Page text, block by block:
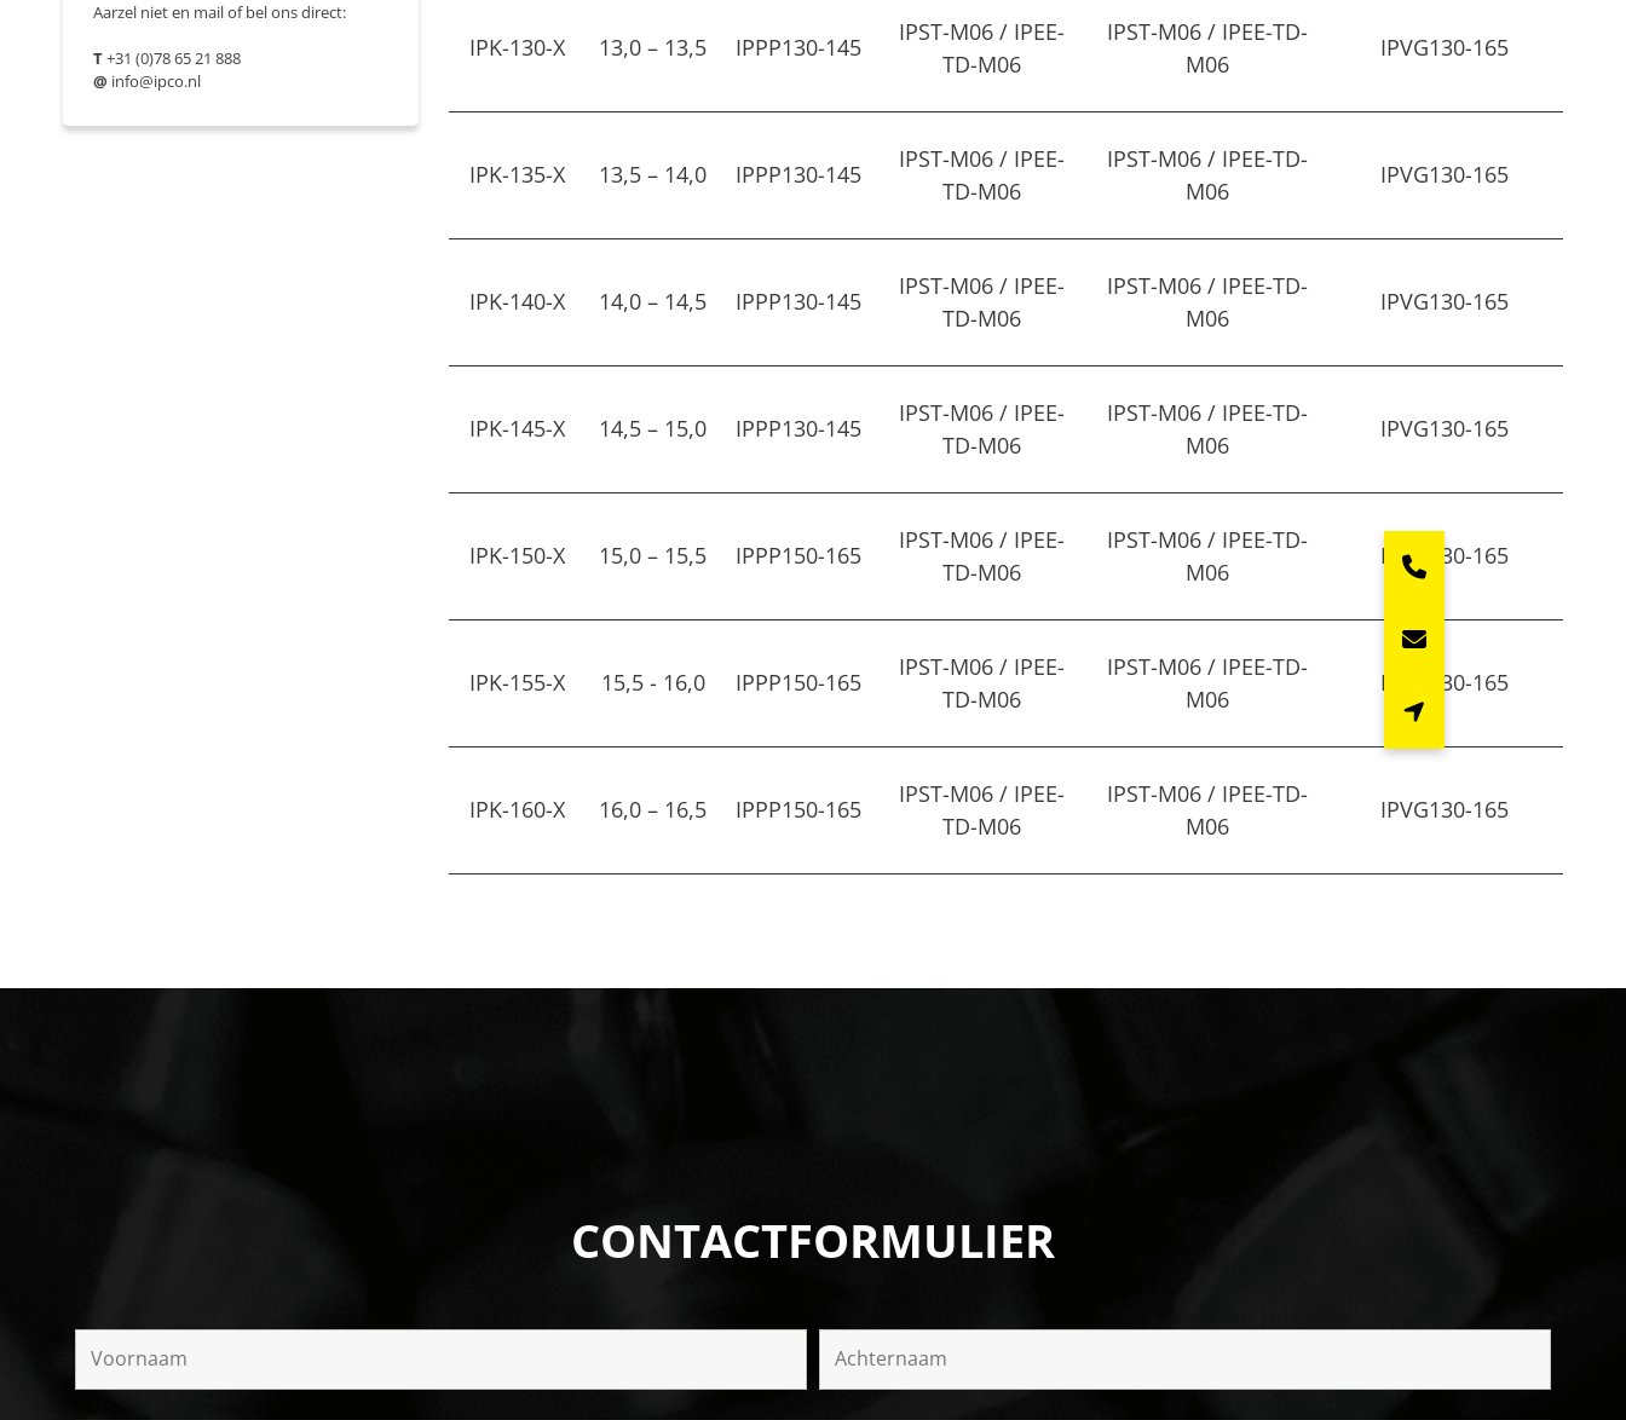
Aarzel niet en mail of bel ons direct:
T+31 (0)78 65 21 888
@ info@ipco.nl
IPK-130-X 13,0 – 13,5 IPPP130-145
IPST-M06 / IPEE-
TD-M06
IPST-M06 / IPEE-TD-
M06
IPVG130-165
IPK-135-X 13,5 – 14,0 IPPP130-145
IPST-M06 / IPEE-
TD-M06
IPST-M06 / IPEE-TD-
M06
IPVG130-165
IPK-140-X 14,0 – 14,5 IPPP130-145
IPST-M06 / IPEE-
TD-M06
IPST-M06 / IPEE-TD-
M06
IPVG130-165
IPK-145-X 14,5 – 15,0 IPPP130-145
IPST-M06 / IPEE-
TD-M06
IPST-M06 / IPEE-TD-
M06
IPVG130-165
IPK-150-X 15,0 – 15,5 IPPP150-165
IPST-M06 / IPEE-
TD-M06
IPST-M06 / IPEE-TD-
M06
IPVG130-165
IPK-155-X 15,5 - 16,0 IPPP150-165
IPST-M06 / IPEE-
TD-M06
IPST-M06 / IPEE-TD-
M06
IPVG130-165
IPK-160-X 16,0 – 16,5 IPPP150-165
IPST-M06 / IPEE-
TD-M06
IPST-M06 / IPEE-TD-
M06
IPVG130-165
CONTACTFORMULIER